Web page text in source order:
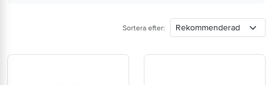
Sortera efter: